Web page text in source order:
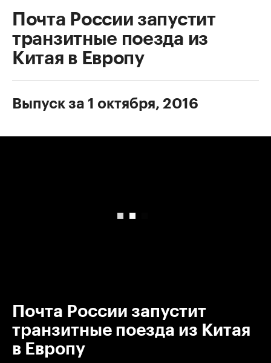
Почта России запустит
транзитные поезда из
Китая в Европу
Выпуск за 1 октября, 2016
Почта России запустит
транзитные поезда из Китая
в Европу